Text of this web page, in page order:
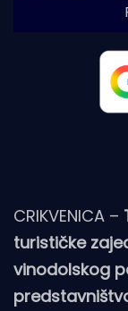
CRIKVENICA –
turističke
vinodolskog